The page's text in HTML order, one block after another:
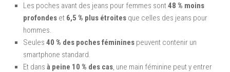
Les poches avant des jeans pour femmes sont48 % moins
profondes et 6,5 % plus étroites que celles des jeans pour
hommes.
Seules 40 % des poches féminines peuvent contenir un
smartphone standard.
Et dans à peine 10 % des cas, une main féminine peut y entrer